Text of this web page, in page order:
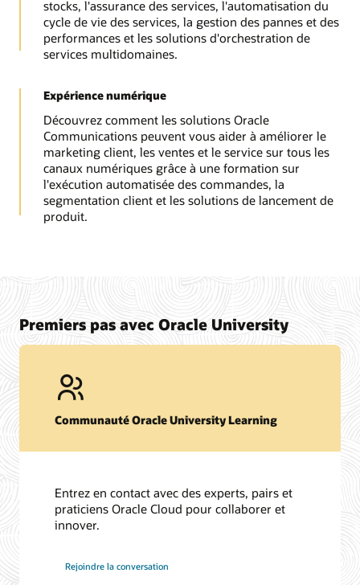
stocks, l'assurance des services, l'automatisation du
cycle de vie des services, la gestion des pannes et des
performances et les solutions d'orchestration de
services multidomaines.
Expérience numérique
Découvrez comment les solutions Oracle
Communications peuvent vous aider à améliorer le
marketing client, les ventes et le service sur tous les
canaux numériques grâce à une formation sur
l'exécution automatisée des commandes, la
segmentation client et les solutions de lancement de
produit.
Premiers pas avec Oracle University
Communauté Oracle University Learning
Entrez en contact avec des experts, pairs et
praticiens Oracle Cloud pour collaborer et
innover.
Rejoindre la conversation